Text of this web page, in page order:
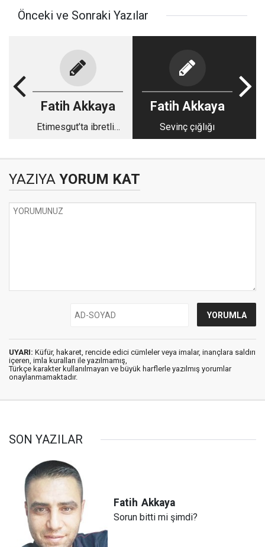
Önceki ve Sonraki Yazılar
Fatih Akkaya
Etimesgut’ta ibretlik
Fatih Akkaya
Sevinç çığlığı
YAZIYA YORUM KAT
UYARI: Küfür, hakaret, rencide edici cümleler veya imalar, inançlara saldırı
içeren, imla kuralları ile yazılmamış,
Türkçe karakter kullanılmayan ve büyük harflerle yazılmış yorumlar
onaylanmamaktadır.
SON YAZILAR
Fatih Akkaya
Sorun bitti mi şimdi?